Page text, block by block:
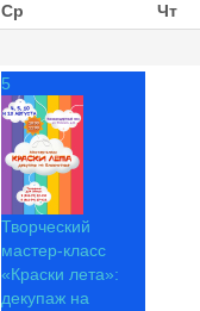
Ср Чт
5
Творческий
мастер-класс
«Краски лета»:
декупаж на